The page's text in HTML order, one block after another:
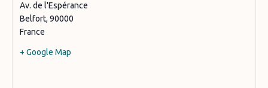
Av. de l'Espérance
Belfort, 90000
France
+ Google Map